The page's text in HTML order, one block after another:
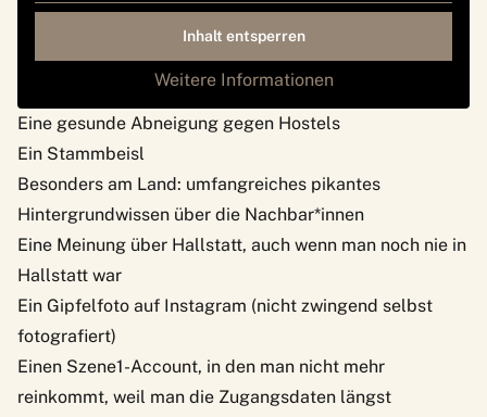
Inhalt entsperren
Weitere Informationen
Eine gesunde Abneigung gegen Hostels
Ein Stammbeisl
Besonders am Land: umfangreiches pikantes
Hintergrundwissen über die Nachbar*innen
Eine Meinung über Hallstatt, auch wenn man noch nie in
Hallstatt war
Ein Gipfelfoto auf Instagram (nicht zwingend selbst
fotografiert)
Einen Szene1-Account, in den man nicht mehr
reinkommt, weil man die Zugangsdaten längst